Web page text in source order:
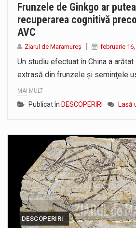
Frunzele de Ginkgo ar
recuperarea cognitivă
AVC
Ziarul de Maramureș februarie
Un studiu efectuat în China a
extrasă din frunzele şi seminţele
MAI MULT
Publicat în DESCOPERIRI Lasă
DESCOPERIRI